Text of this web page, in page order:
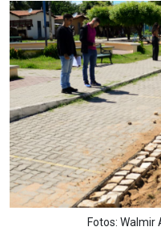
Notícias
Carta de Serviço
Fotos: Walmir